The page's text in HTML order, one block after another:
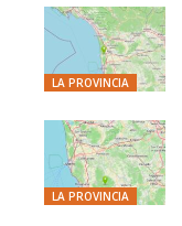
LA PROVINCIA
LA PROVINCIA